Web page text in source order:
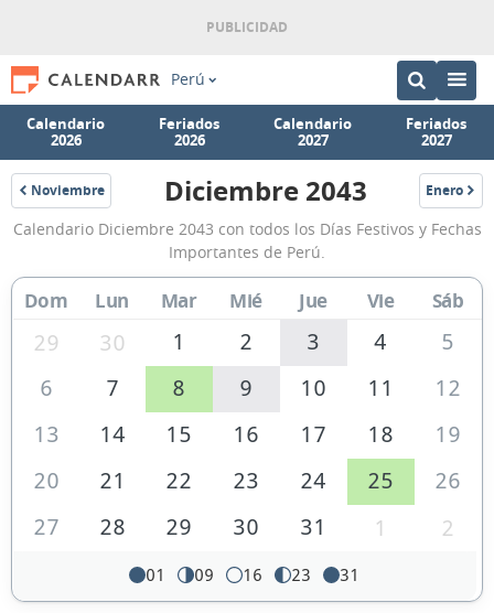
Perú
Calendario
2026
Feriados
2026
Calendario
2027
Feriados
2027
Noviembre
2043
Calendario
Diciembre
2043
Perú
Diciembre 2043 Enero
2044
Calendario Diciembre 2043 con todos los Días Festivos y Fechas
Importantes de Perú.
Dom Lun Mar Mié Jue Vie Sáb
29 30 1 2 3 4
5
6
7 8 9 10 11
12
13
14 15 16 17 18
19
20
21 22 23 24 25
26
27
28 29 30 31 1 2
01 09 16 23 31